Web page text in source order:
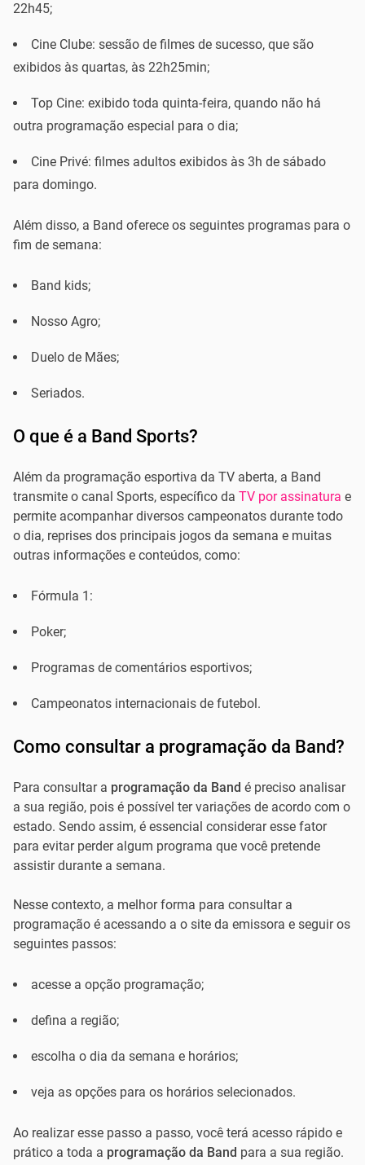
22h45;
Cine Clube: sessão de filmes de sucesso, que são
exibidos às quartas, às 22h25min;
Top Cine: exibido toda quinta-feira, quando não há
outra programação especial para o dia;
Cine Privé: filmes adultos exibidos às 3h de sábado
para domingo.
Além disso, a Band oferece os seguintes programas para o
fim de semana:
Band kids;
Nosso Agro;
Duelo de Mães;
Seriados.
O que é a Band Sports?
Além da programação esportiva da TV aberta, a Band
transmite o canal Sports, específico da TV por assinatura e
permite acompanhar diversos campeonatos durante todo
o dia, reprises dos principais jogos da semana e muitas
outras informações e conteúdos, como:
Fórmula 1:
Poker;
Programas de comentários esportivos;
Campeonatos internacionais de futebol.
Como consultar a programação da Band?
Para consultar a programação da Band é preciso analisar
a sua região, pois é possível ter variações de acordo com o
estado. Sendo assim, é essencial considerar esse fator
para evitar perder algum programa que você pretende
assistir durante a semana.
Nesse contexto, a melhor forma para consultar a
programação é acessando a o site da emissora e seguir os
seguintes passos:
acesse a opção programação;
defina a região;
escolha o dia da semana e horários;
veja as opções para os horários selecionados.
Ao realizar esse passo a passo, você terá acesso rápido e
prático a toda a programação da Band para a sua região.